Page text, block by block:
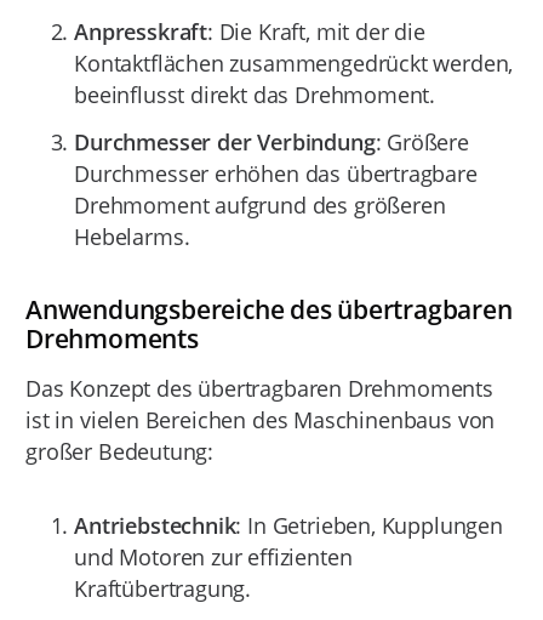
Anpresskraft: Die Kraft, mit der die
Kontaktflächen zusammengedrückt werden,
beeinflusst direkt das Drehmoment.
Durchmesser der Verbindung: Größere
Durchmesser erhöhen das übertragbare
Drehmoment aufgrund des größeren
Hebelarms.
Anwendungsbereiche des übertragbaren
Drehmoments
Das Konzept des übertragbaren Drehmoments
ist in vielen Bereichen des Maschinenbaus von
großer Bedeutung:
Antriebstechnik: In Getrieben, Kupplungen
und Motoren zur effizienten
Kraftübertragung.